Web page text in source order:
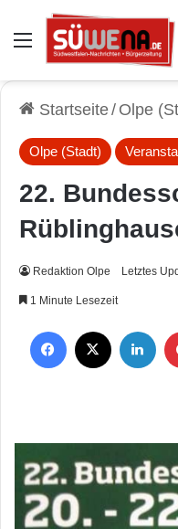
Auswahl
Startseite/ Olpe
Olpe (Stadt)
22.
Redaktion Olpe Letztes
1 Minute Lesezeit